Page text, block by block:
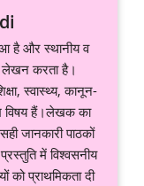
और स्थानीय व
लेखन करता है।
स्वास्थ्य, कानून-
विषय हैं।लेखक का
जानकारी पाठकों
में विश्वसनीय
को प्राथमिकता दी